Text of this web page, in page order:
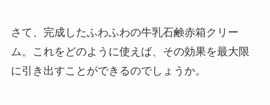
さて、完成したふわふわの牛乳石鹸赤箱クリー
ム。これをどのように使えば、その効果を最大限
に引き出すことができるのでしょうか。